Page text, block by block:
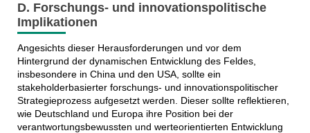
D. Forschungs- und innovationspolitische
Implikationen
Angesichts dieser Herausforderungen und vor dem
Hintergrund der dynamischen Entwicklung des Feldes,
insbesondere in China und den USA, sollte ein
stakeholderbasierter forschungs- und innovationspolitischer
Strategieprozess aufgesetzt werden. Dieser sollte reflektieren,
wie Deutschland und Europa ihre Position bei der
verantwortungsbewussten und werteorientierten Entwicklung